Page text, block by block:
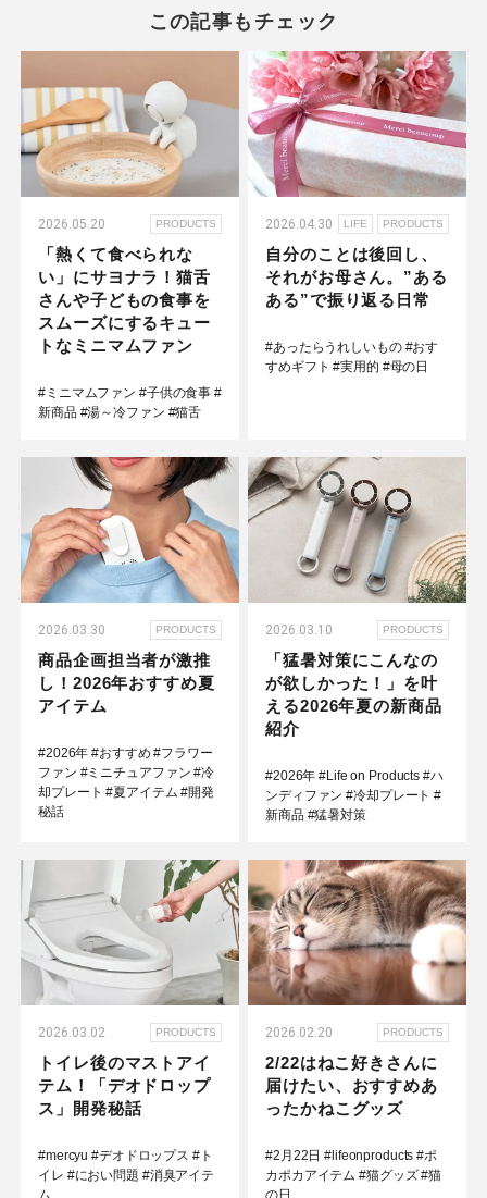
この記事もチェック
2026.05.20 PRODUCTS
「熱くて食べられな
い」にサヨナラ！猫舌
さんや子どもの食事を
スムーズにするキュー
トなミニマムファン
#ミニマムファン #子供の食事 #
新商品 #湯～冷ファン #猫舌
2026.04.30 LIFE PRODUCTS
自分のことは後回し、
それがお母さん。”ある
ある”で振り返る日常
#あったらうれしいもの #おす
すめギフト #実用的 #母の日
2026.03.30 PRODUCTS
商品企画担当者が激推
し！2026年おすすめ夏
アイテム
#2026年 #おすすめ #フラワー
ファン #ミニチュアファン #冷
却プレート #夏アイテム #開発
秘話
2026.03.10 PRODUCTS
「猛暑対策にこんなの
が欲しかった！」を叶
える2026年夏の新商品
紹介
#2026年 #Life on Products #ハ
ンディファン #冷却プレート #
新商品 #猛暑対策
2026.03.02 PRODUCTS
トイレ後のマストアイ
テム！「デオドロップ
ス」開発秘話
#mercyu #デオドロップス #ト
イレ #におい問題 #消臭アイテ
2026.02.20 PRODUCTS
2/22はねこ好きさんに
届けたい、おすすめあ
ったかねこグッズ
#2月22日 #lifeonproducts #ポ
カポカアイテム #猫グッズ #猫